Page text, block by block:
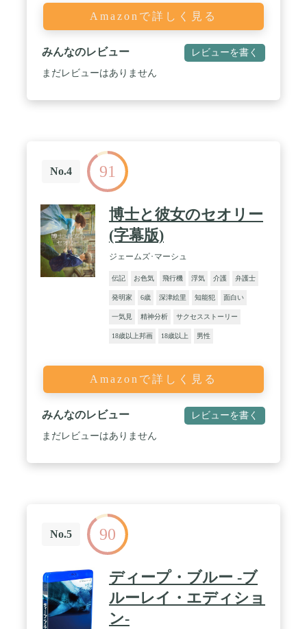
Amazonで詳しく見る
みんなのレビュー レビューを書く
まだレビューはありません
No.4 91
博士と彼女のセオリー
(字幕版)
ジェームズ･マーシュ
伝記 お色気 飛行機 浮気 介護 弁護士
発明家 6歳 深津絵里 知能犯 面白い
一気見 精神分析 サクセスストーリー
18歳以上邦画 18歳以上 男性
Amazonで詳しく見る
みんなのレビュー レビューを書く
まだレビューはありません
No.5 90
ディープ・ブルー -ブ
ルーレイ・エディショ
ン-